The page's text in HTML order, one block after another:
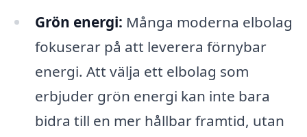
Grön energi: Många moderna elbolag
fokuserar på att leverera förnybar
energi. Att välja ett elbolag som
erbjuder grön energi kan inte bara
bidra till en mer hållbar framtid, utan